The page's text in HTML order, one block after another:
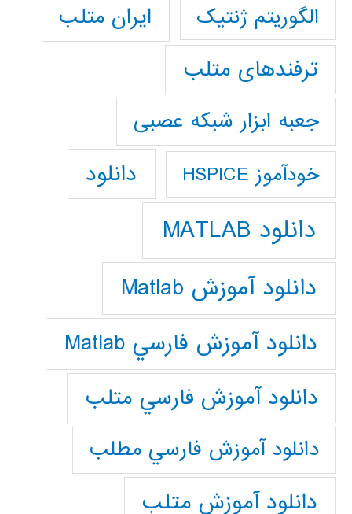
الگوریتم ژنتیک
ایران متلب
ترفندهای متلب
جعبه ابزار شبکه عصبی
خودآموز HSPICE دانلود
دانلود MATLAB
دانلود آموزش Matlab
دانلود آموزش فارسي Matlab
دانلود آموزش فارسي متلب
دانلود آموزش فارسي مطلب
دانلود آموزش متلب